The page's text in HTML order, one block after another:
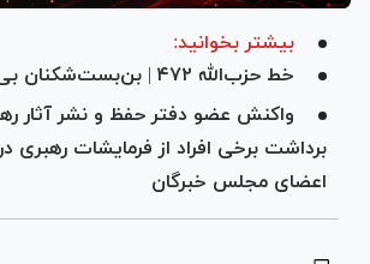
بیشتر بخوانید:
خط حزب‌الله ۴۷۲ | بن‌بست‌شکنان بی‌ادعا
واکنش عضو دفتر حفظ و نشر آثار
برداشت برخی افراد از فرمایشات رهبری در
اعضای مجلس خبرگان